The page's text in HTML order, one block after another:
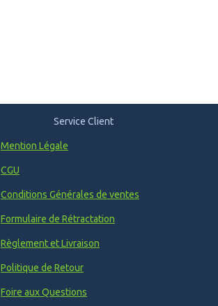
Service Client
Mention Légale
CGU
Conditions Générales de ventes
Formulaire de Rétractation
Règlement et Livraison
Politique de Retour
Foire aux Questions